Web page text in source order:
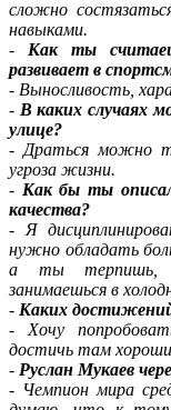
сложно
навыками.
- Как ты
развивает в
- Выносливость,
- В каких случаях
улице?
- Драться можно
угроза жизни.
- Как бы ты
качества?
- Я
нужно обладать
а ты терпишь,
занимаешься в
- Каких
- Хочу
достичь там
- Руслан Мукаев
- Чемпион мира